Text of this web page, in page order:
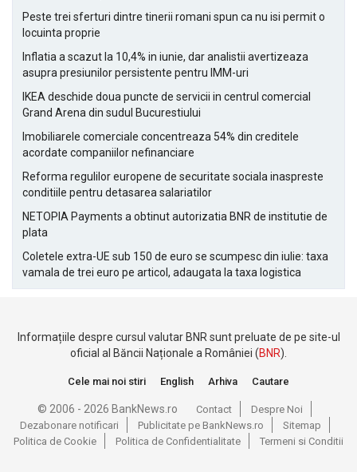
Peste trei sferturi dintre tinerii romani spun ca nu isi permit o
locuinta proprie
Inflatia a scazut la 10,4% in iunie, dar analistii avertizeaza
asupra presiunilor persistente pentru IMM-uri
IKEA deschide doua puncte de servicii in centrul comercial
Grand Arena din sudul Bucurestiului
Imobiliarele comerciale concentreaza 54% din creditele
acordate companiilor nefinanciare
Reforma regulilor europene de securitate sociala inaspreste
conditiile pentru detasarea salariatilor
NETOPIA Payments a obtinut autorizatia BNR de institutie de
plata
Coletele extra-UE sub 150 de euro se scumpesc din iulie: taxa
vamala de trei euro pe articol, adaugata la taxa logistica
Informațiile despre cursul valutar BNR sunt preluate de pe site-ul
oficial al Băncii Naționale a României (BNR).
Cele mai noi stiri English Arhiva Cautare
© 2006 - 2026 BankNews.ro Contact
Despre Noi
Dezabonare notificari
Publicitate pe BankNews.ro
Sitemap
Politica de Cookie
Politica de Confidentialitate Termeni si Conditii